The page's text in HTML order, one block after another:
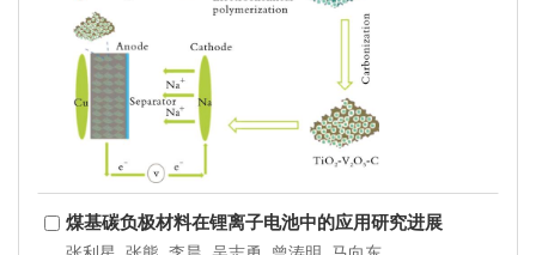
煤基碳负极材料在锂离子电池中的应用研究进展